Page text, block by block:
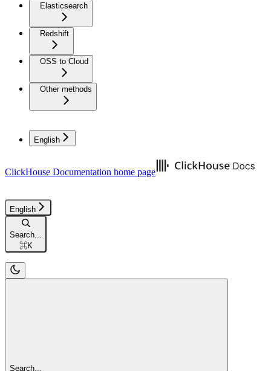
Elasticsearch
Redshift
OSS to Cloud
Other methods
English
ClickHouse Documentation home page
English
Search...
⌘K
Search...